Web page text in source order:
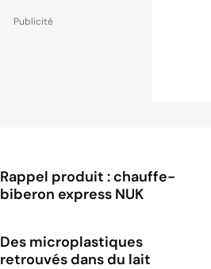
Rappel produit : chauffe-
biberon express NUK
Des microplastiques
retrouvés dans du lait